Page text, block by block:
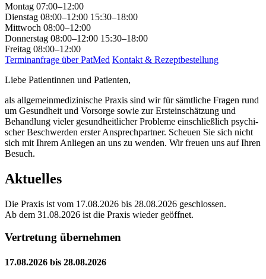
Montag 07:00–12:00
Dienstag 08:00–12:00 15:30–18:00
Mittwoch 08:00–12:00
Donnerstag 08:00–12:00 15:30–18:00
Freitag 08:00–12:00
Terminanfrage über PatMed Kontakt & Rezeptbestellung
Liebe Patientinnen und Patienten,
als allgemeinmedizinische Praxis sind wir für sämt­liche Fragen rund
um Gesund­heit und Vorsorge sowie zur Erst­einschätzung und
Behand­lung vieler gesund­heit­licher Probleme ein­schließ­lich psychi­
scher Be­schwer­den erster Ansprech­partner. Scheuen Sie sich nicht
sich mit Ihrem Anliegen an uns zu wenden. Wir freuen uns auf Ihren
Besuch.
Aktuelles
Die Praxis ist vom 17.08.2026 bis 28.08.2026 geschlossen.
Ab dem 31.08.2026 ist die Praxis wieder geöffnet.
Vertretung übernehmen
17.08.2026 bis 28.08.2026